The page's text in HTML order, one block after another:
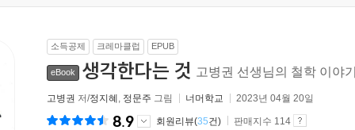
소득공제 크레마클럽 EPUB
eBook 생각한다는 것 고병권 선생님의 철학 이야기
고병권 저/정지혜 , 정문주 그림 너머학교 2023년 04월 20일
8.9 회원리뷰(35건) 판매지수 114